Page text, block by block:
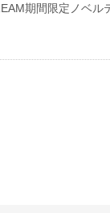
期間限定ノベル